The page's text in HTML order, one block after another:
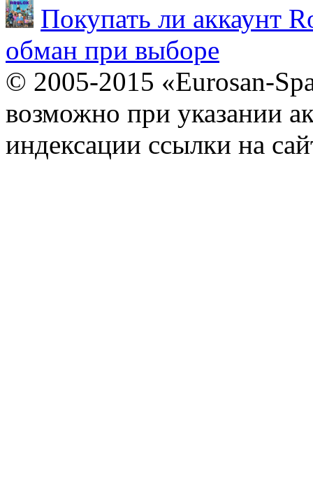
Покупать ли аккаунт
обман при выборе
© 2005-2015 «Eurosan-
возможно при указании
индексации ссылки на